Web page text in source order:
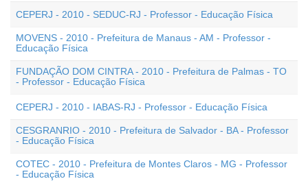
CEPERJ - 2010 - SEDUC-RJ - Professor - Educação Física
MOVENS - 2010 - Prefeitura de Manaus - AM - Professor -
Educação Física
FUNDAÇÃO DOM CINTRA - 2010 - Prefeitura de Palmas - TO
- Professor - Educação Física
CEPERJ - 2010 - IABAS-RJ - Professor - Educação Física
CESGRANRIO - 2010 - Prefeitura de Salvador - BA - Professor
- Educação Física
COTEC - 2010 - Prefeitura de Montes Claros - MG - Professor
- Educação Física